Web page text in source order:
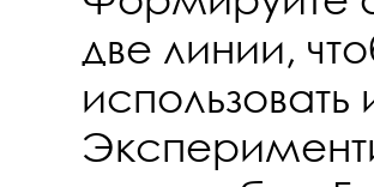
две линии,